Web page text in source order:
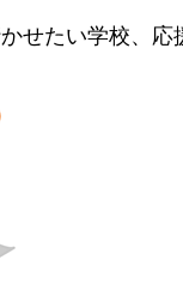
い学校、応